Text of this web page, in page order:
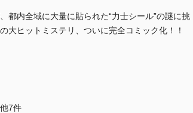
都内全域に大量に貼られた“力士シール”の謎に挑
大ヒットミステリ、ついに完全コミック化！！
他7件